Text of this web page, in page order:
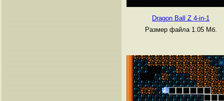
Dragon Ball Z 4-in-1
Размер файла 1.05 Мб.